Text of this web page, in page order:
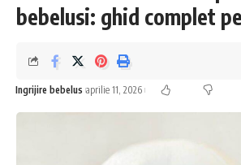
bebelusi: ghid complet
Ingrijire bebelus aprilie 11, 2026